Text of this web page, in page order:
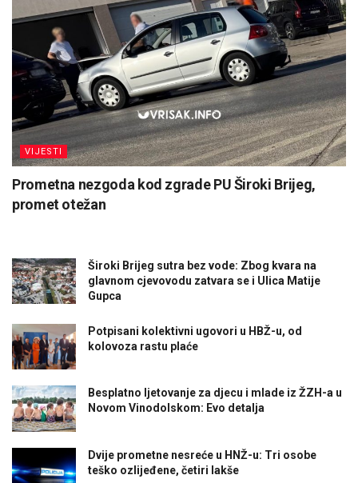
VIJESTI
Prometna nezgoda kod zgrade PU Široki Brijeg,
promet otežan
Široki Brijeg sutra bez vode: Zbog kvara na
glavnom cjevovodu zatvara se i Ulica Matije
Gupca
Potpisani kolektivni ugovori u HBŽ-u, od
kolovoza rastu plaće
Besplatno ljetovanje za djecu i mlade iz ŽZH-a u
Novom Vinodolskom: Evo detalja
Dvije prometne nesreće u HNŽ-u: Tri osobe
teško ozlijeđene, četiri lakše